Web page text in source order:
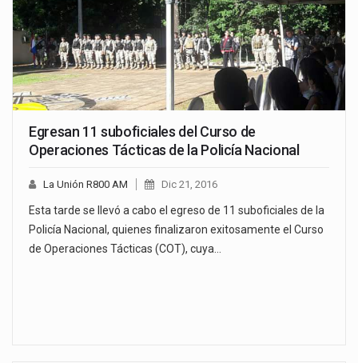
Egresan 11 suboficiales del Curso de
Operaciones Tácticas de la Policía Nacional
La Unión R800 AM Dic 21, 2016
Esta tarde se llevó a cabo el egreso de 11 suboficiales de la
Policía Nacional, quienes finalizaron exitosamente el Curso
de Operaciones Tácticas (COT), cuya…